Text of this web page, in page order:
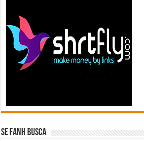
Se FanH Busca